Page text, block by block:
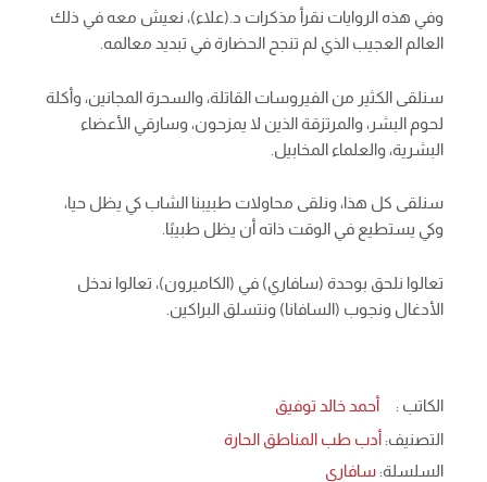
وفي هذه الروايات نقرأ مذكرات د.(علاء)، نعيش معه في ذلك
العالم العجيب الذي لم تنجح الحضارة في تبديد معالمه.
سنلقى الكثير من الفيروسات القاتلة، والسحرة المجانين، وأكلة
لحوم البشر، والمرتزقة الذين لا يمزحون، وسارقي الأعضاء
البشرية، والعلماء المخابيل.
سنلقى كل هذا، ونلقى محاولات طبيبنا الشاب كي يظل حيا،
وكي يستطيع في الوقت ذاته أن يظل طبيبًا.
تعالوا نلحق بوحدة (سافاري) في (الكاميرون)، تعالوا ندخل
الأدغال ونجوب (السافانا) ونتسلق البراكين.
الكاتب :
أحمد خالد توفيق
التصنيف: أدب طب المناطق الحارة
السلسلة: سافاري